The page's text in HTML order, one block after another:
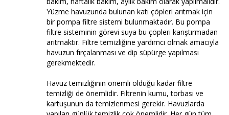
Yüzme havuzunda bulunan katı çöpleri arıtmak için
bir pompa filtre sistemi bulunmaktadır. Bu pompa
filtre sisteminin görevi suya bu çöpleri karıştırmadan
arıtmaktır. Filtre temizliğine yardımcı olmak amacıyla
havuzun fırçalanması ve dip süpürge yapılması
gerekmektedir.
Havuz temizliğinin önemli olduğu kadar filtre
temizliği de önemlidir. Filtrenin kumu, torbası ve
kartuşunun da temizlenmesi gerekir. Havuzlarda